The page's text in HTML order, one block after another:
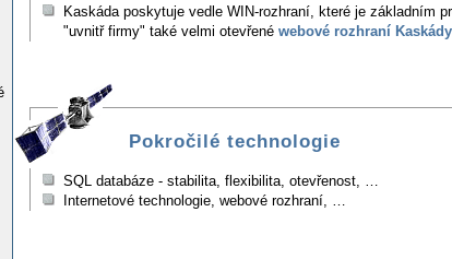
Kaskáda poskytuje vedle WIN-rozhraní, které je základním
"uvnitř firmy" také velmi otevřené webové rozhraní
Pokročilé technologie
SQL databáze - stabilita, flexibilita, otevřenost, …
Internetové technologie, webové rozhraní, …